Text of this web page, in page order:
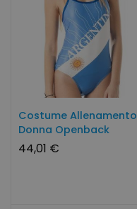
Costume Allenamento
Donna Openback
ARGENTINA...
44,01 €